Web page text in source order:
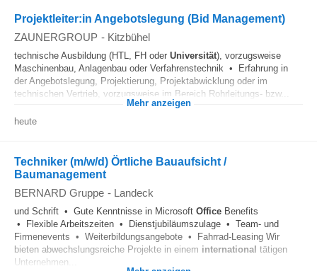
Projektleiter:in Angebotslegung (Bid Management)
ZAUNERGROUP - Kitzbühel
technische Ausbildung (HTL, FH oder Universität), vorzugsweise
Maschinenbau, Anlagenbau oder Verfahrenstechnik • Erfahrung in
der Angebotslegung, Projektierung, Projektabwicklung oder im
technischen Vertrieb, vorzugsweise im Bereich Rohrleitungs- bzw...
Mehr anzeigen
heute
Techniker (m/w/d) Örtliche Bauaufsicht /
Baumanagement
BERNARD Gruppe - Landeck
und Schrift • Gute Kenntnisse in Microsoft Office Benefits
• Flexible Arbeitszeiten • Dienstjubiläumszulage • Team- und
Firmenevents • Weiterbildungsangebote • Fahrrad-Leasing Wir
bieten abwechslungsreiche Projekte in einem international tätigen
Unternehmen...